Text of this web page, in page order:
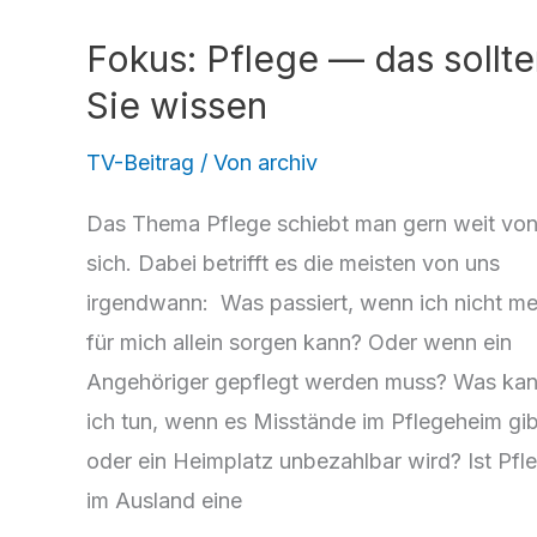
Fokus: Pflege — das
Sie wissen
TV-Beitrag / Von archiv
Das Thema Pflege schiebt man gern weit von
sich. Dabei betrifft es die meisten von uns
irgendwann: Was passiert, wenn ich nicht
für mich allein sorgen kann? Oder wenn ein
Angehöriger gepflegt werden muss? Was
ich tun, wenn es Misstände im Pflegeheim
oder ein Heimplatz unbezahlbar wird? Ist
im Ausland eine